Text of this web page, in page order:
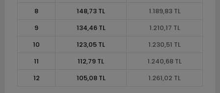
8
148,73 TL
1.189,83 TL
9
134,46 TL
1.210,17 TL
10
123,05 TL
1.230,51 TL
11
112,79 TL
1.240,68 TL
12
105,08 TL 1.261,02 TL